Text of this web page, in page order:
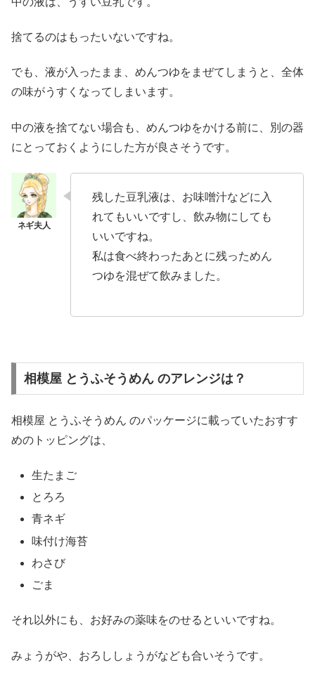
捨てるのはもったいないですね。
でも、液が入ったまま、めんつゆをまぜてしまうと、全体
の味がうすくなってしまいます。
中の液を捨てない場合も、めんつゆをかける前に、別の器
にとっておくようにした方が良さそうです。
残した豆乳液は、お味噌汁などに入
れてもいいですし、飲み物にしても
いいですね。
私は食べ終わったあとに残っためん
つゆを混ぜて飲みました。
相模屋 とうふそうめん のアレンジは？
相模屋 とうふそうめん のパッケージに載っていたおすす
めのトッピングは、
生たまご
とろろ
青ネギ
味付け海苔
わさび
ごま
それ以外にも、お好みの薬味をのせるといいですね。
みょうがや、おろししょうがなども合いそうです。